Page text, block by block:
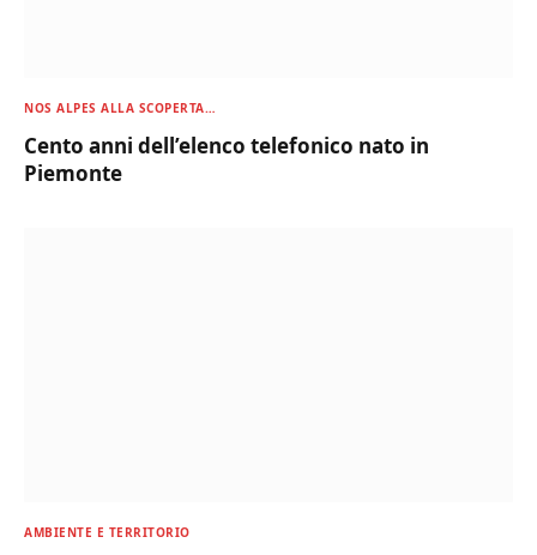
NOS ALPES ALLA SCOPERTA…
Cento anni dell’elenco telefonico nato in
Piemonte
AMBIENTE E TERRITORIO